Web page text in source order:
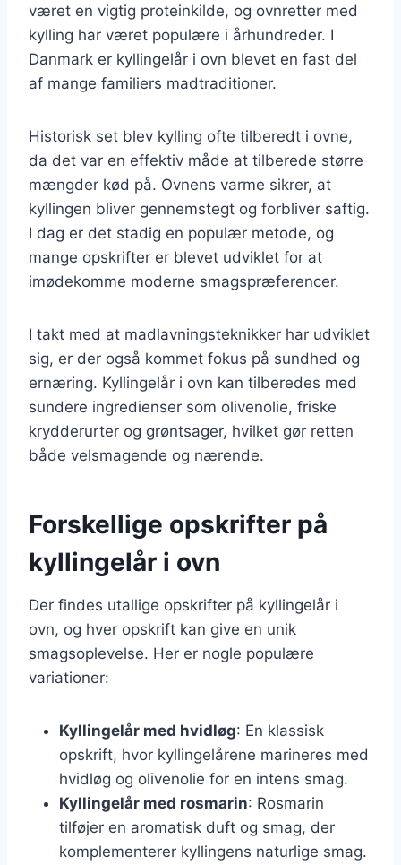
været en vigtig proteinkilde, og ovnretter med
kylling har været populære i århundreder. I
Danmark er kyllingelår i ovn blevet en fast del
af mange familiers madtraditioner.
Historisk set blev kylling ofte tilberedt i ovne,
da det var en effektiv måde at tilberede større
mængder kød på. Ovnens varme sikrer, at
kyllingen bliver gennemstegt og forbliver saftig.
I dag er det stadig en populær metode, og
mange opskrifter er blevet udviklet for at
imødekomme moderne smagspræferencer.
I takt med at madlavningsteknikker har udviklet
sig, er der også kommet fokus på sundhed og
ernæring. Kyllingelår i ovn kan tilberedes med
sundere ingredienser som olivenolie, friske
krydderurter og grøntsager, hvilket gør retten
både velsmagende og nærende.
Forskellige opskrifter på
kyllingelår i ovn
Der findes utallige opskrifter på kyllingelår i
ovn, og hver opskrift kan give en unik
smagsoplevelse. Her er nogle populære
variationer:
Kyllingelår med hvidløg: En klassisk
opskrift, hvor kyllingelårene marineres med
hvidløg og olivenolie for en intens smag.
Kyllingelår med rosmarin: Rosmarin
tilføjer en aromatisk duft og smag, der
komplementerer kyllingens naturlige smag.